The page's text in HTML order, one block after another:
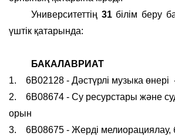
Университеттің 31 білім беру
үштік қатарында:
БАКАЛАВРИАТ
1.
6B02128 - Дәстүрлі музыка өнері
2.
6В08674 - Су ресурстары және
орын
3.
6В08675 - Жерді мелиорациялау,